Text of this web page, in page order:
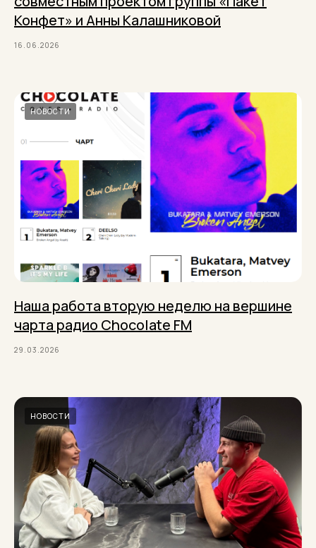
Конфет» и Анны Калашниковой
16.06.2026
НОВОСТИ
Наша работа вторую неделю на вершине
чарта радио Chocolate FM
29.03.2026
НОВОСТИ